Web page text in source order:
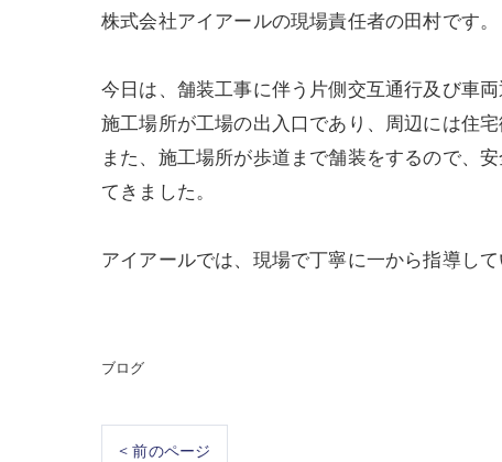
株式会社アイアールの現場責任者の田村です。
今日は、舗装工事に伴う片側交互通行及び車
施工場所が工場の出入口であり、周辺には住
また、施工場所が歩道まで舗装をするので、
てきました。
アイアールでは、現場で丁寧に一から指導し
ブログ
< 前のページ